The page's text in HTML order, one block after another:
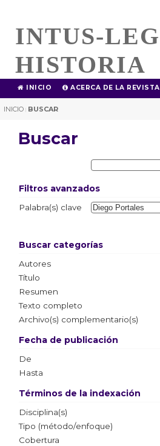
INTUS-
HISTORIA
INICIO ACERCA DE LA REVISTA
INICIO | BUSCAR
Buscar
Filtros avanzados
Palabra(s) clave
Buscar categorías
Autores
Título
Resumen
Texto completo
Archivo(s) complementario(s)
Fecha de publicación
De
Hasta
Términos de la indexación
Disciplina(s)
Tipo (método/enfoque)
Cobertura